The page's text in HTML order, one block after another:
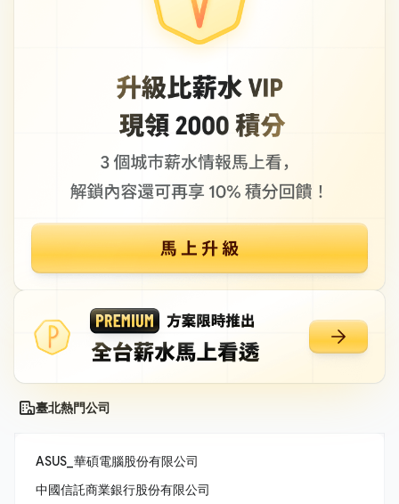
臺北熱門公司
ASUS_華碩電腦股份有限公司
中國信託商業銀行股份有限公司